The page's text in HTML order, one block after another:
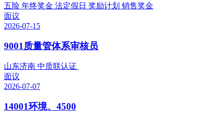
五险 年终奖金 法定假日 奖励计划 销售奖金
面议
2026-07-15
9001质量管体系审核员
山东济南 中质联认证
面议
2026-07-07
14001环境、4500